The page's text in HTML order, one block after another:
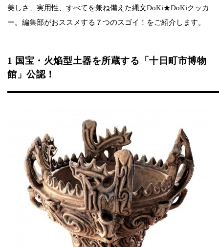
美しさ、実用性、すべてを兼ね備えた縄文DoKi★DoKiクッカ
ー。編集部がおススメする７つのスゴイ！をご紹介します。
1 国宝・火焔型土器を所蔵する「十日町市博物
館」公認！